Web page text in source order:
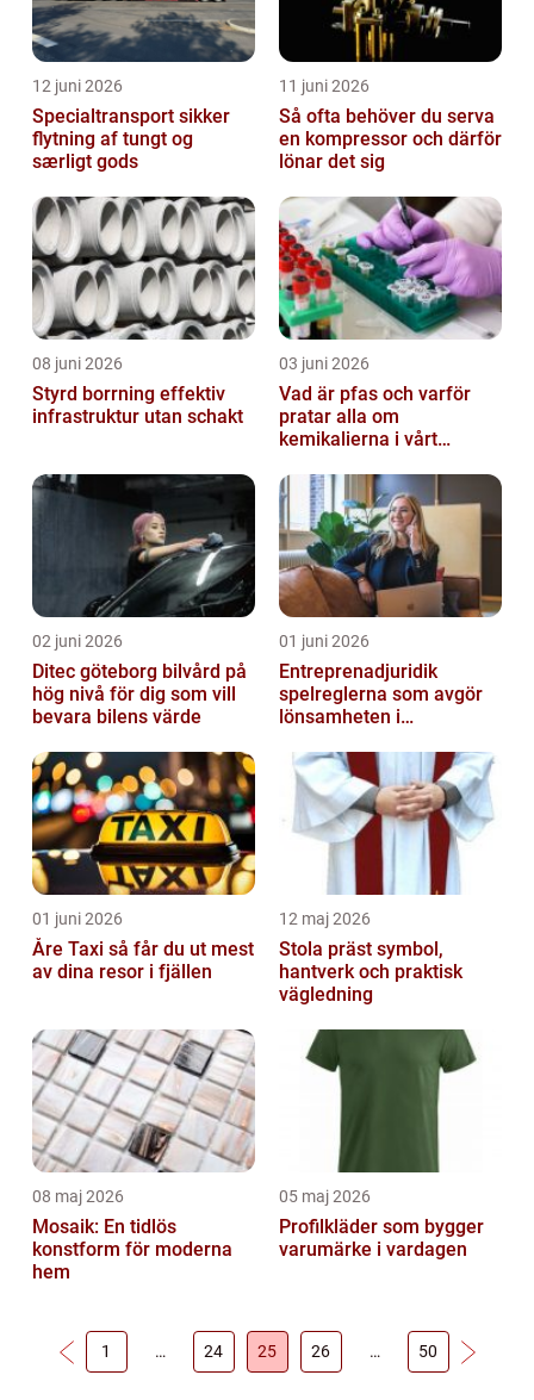
12 juni 2026
Specialtransport sikker
flytning af tungt og
særligt gods
11 juni 2026
Så ofta behöver du serva
en kompressor och därför
lönar det sig
08 juni 2026
Styrd borrning effektiv
infrastruktur utan schakt
03 juni 2026
Vad är pfas och varför
pratar alla om
kemikalierna i vårt
02 juni 2026
Ditec göteborg bilvård på
hög nivå för dig som vill
bevara bilens värde
01 juni 2026
Entreprenadjuridik
spelreglerna som avgör
lönsamheten i
01 juni 2026
Åre Taxi så får du ut mest
av dina resor i fjällen
12 maj 2026
Stola präst symbol,
hantverk och praktisk
vägledning
08 maj 2026
Mosaik: En tidlös
konstform för moderna
hem
05 maj 2026
Profilkläder som bygger
varumärke i vardagen
1 … 24 25 26 … 50